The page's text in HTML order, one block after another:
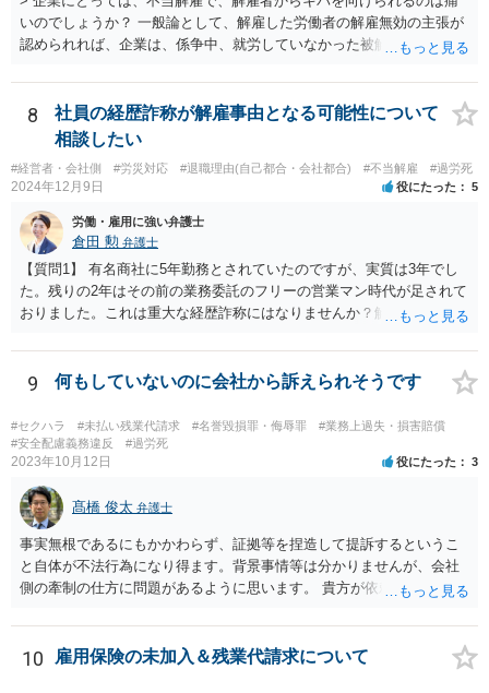
いのでしょうか？ 一般論として、解雇した労働者の解雇無効の主張が
認められれば、企業は、係争中、就労していなかった被解雇者の賃金
続けることには小さくないリスクがあります。 したがって、どうして
も復職を受け入れられない事情がある場合や、よほど解雇の有効性に
自信がある場合などは別として、解雇無効で被解雇者から争われた企
業にとっては、復職を認めるなり、退職和解するなりして早期解決す
ることには、一定の合理性があるといえます。
8
社員の経歴詐称が解雇事由となる可能性について
相談したい
#経営者・会社側 #労災対応 #退職理由(自己都合・会社都合) #不当解雇 #過労死
2024年12月9日 役にたった 5
労働・雇用に強い弁護士
倉田 勲 弁護士
【質問1】 有名商社に5年勤務とされていたのですが、実質は3年でし
た。残りの2年はその前の業務委託のフリーの営業マン時代が足されて
おりました。これは重大な経歴詐称にはなりませんか？解雇は無理で
すが、数年程度しか違いがないため、それのみをもって解雇を相当と
するほどの重大な経歴詐称と評価される可能性は低いとは思われま
金を積んだ退職勧奨を含めて顧問弁護士とよくご相談ください。
9 何もしていないのに会社から訴えられそうです
#セクハラ #未払い残業代請求 #名誉毀損罪・侮辱罪
#業務上過失・損害賠償
#安全配慮義務違反
#過労死
2023年10月12日 役にたった 3
髙橋 俊太 弁護士
事実無根であるにもかかわらず、証拠等を捏造して提訴するというこ
と自体が不法行為になり得ます。背景事情等は分かりませんが、会社
側の牽制の仕方に問題があるように思います。 貴方が依頼している弁
ち合わせをなさるのがよいでしょう。
10 雇用保険の未加入＆残業代請求について